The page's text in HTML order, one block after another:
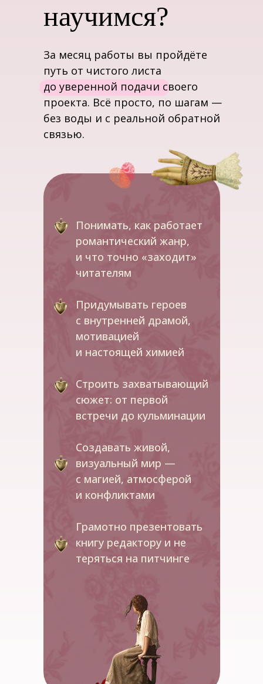
За месяц работы вы пройдёте
путь от чистого листа
до уверенной подачи своего
проекта. Всё просто, по шагам —
без воды и с реальной обратной
связью.
Понимать, как работает
романтический жанр,
и что точно «заходит»
читателям
Придумывать героев
с внутренней драмой,
мотивацией
и настоящей химией
Строить захватывающий
сюжет: от первой
встречи до кульминации
Создавать живой,
визуальный мир —
с магией, атмосферой
и конфликтами
Грамотно презентовать
книгу редактору и не
теряться на питчинге
научимся?